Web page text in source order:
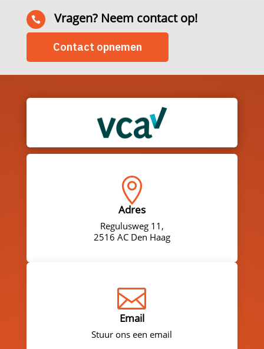
 Vragen? Neem contact op!
Contact opnemen

Adres
Regulusweg 11,
2516 AC Den Haag

Email
Stuur ons een email